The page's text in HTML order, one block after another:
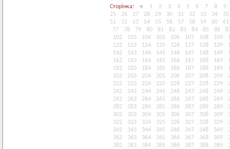
Сторінка: ◄ 1 2 3 4 5 6 7 8
9
25
26 27 28 29 30 31 32 33 34
35
51
52 53 54 55 56 57 58 59 60
61
77
78 79 80 81 82 83 84 85 86
102
103 104 105 106 107 108 109
122
123 124 125 126 127 128 129
142
143 144 145 146 147 148 149
162
163 164 165 166 167 168 169
182
183 184 185 186 187 188 189
202
203 204 205 206 207 208 209
222
223 224 225 226 227 228 229
242
243 244 245 246 247 248 249
262
263 264 265 266 267 268 269
282
283 284 285 286 287 288 289
302
303 304 305 306 307 308 309
322
323 324 325 326 327 328 329
342
343 344 345 346 347 348 349
362
363 364 365 366 367 368 369
382
383 384 385 386 387 388 389